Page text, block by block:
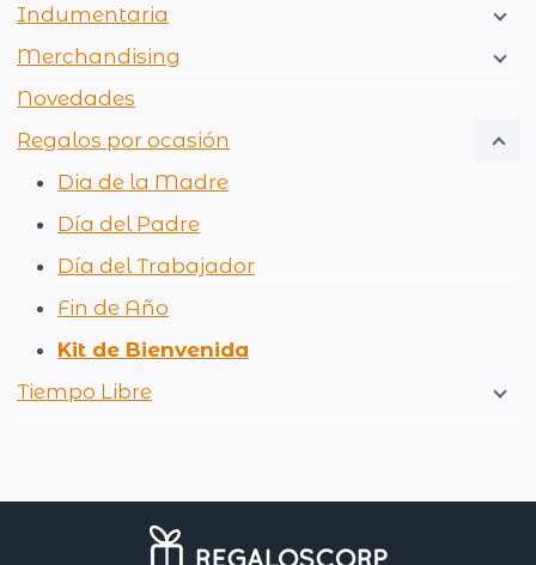
Indumentaria
Merchandising
Novedades
Regalos por ocasión
Dia de la Madre
Día del Padre
Día del Trabajador
Fin de Año
Kit de Bienvenida
Tiempo Libre